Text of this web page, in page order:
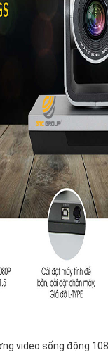
video sống động